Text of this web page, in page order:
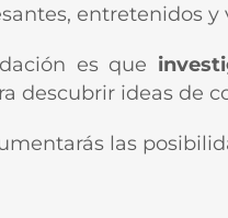
entretenidos
es que
descubrir ideas de
las